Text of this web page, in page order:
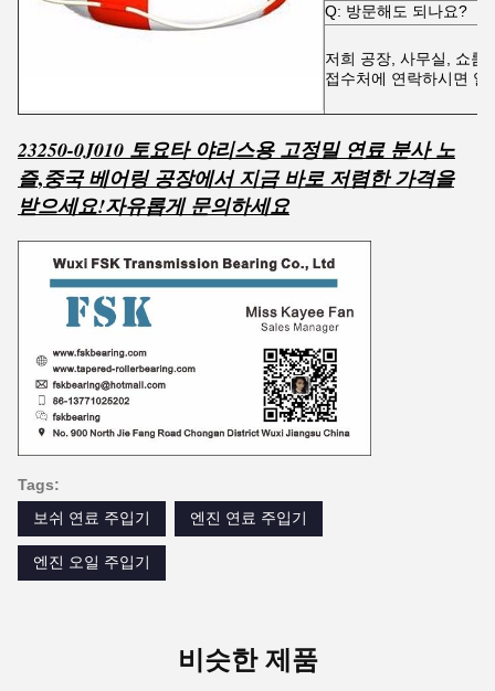
Q: 방문해도 되나요?
저희 공장, 사무실, 쇼룸
접수처에 연락하시면
23250-0J010 토요타 야리스용 고정밀 연료 분사 노
즐,중국 베어링 공장에서 지금 바로 저렴한 가격을
받으세요!자유롭게 문의하세요
Tags:
보쉬 연료 주입기
엔진 연료 주입기
엔진 오일 주입기
비슷한 제품